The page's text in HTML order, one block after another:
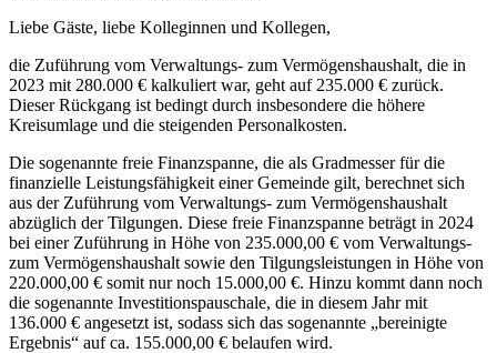
Liebe Gäste, liebe Kolleginnen und Kollegen,
die Zuführung vom Verwaltungs- zum Vermögenshaushalt, die in
2023 mit 280.000 € kalkuliert war, geht auf 235.000 € zurück.
Dieser Rückgang ist bedingt durch insbesondere die höhere
Kreisumlage und die steigenden Personalkosten.
Die sogenannte freie Finanzspanne, die als Gradmesser für die
finanzielle Leistungsfähigkeit einer Gemeinde gilt, berechnet sich
aus der Zuführung vom Verwaltungs- zum Vermögenshaushalt
abzüglich der Tilgungen. Diese freie Finanzspanne beträgt in 2024
bei einer Zuführung in Höhe von 235.000,00 € vom Verwaltungs-
zum Vermögenshaushalt sowie den Tilgungsleistungen in Höhe von
220.000,00 € somit nur noch 15.000,00 €. Hinzu kommt dann noch
die sogenannte Investitionspauschale, die in diesem Jahr mit
136.000 € angesetzt ist, sodass sich das sogenannte „bereinigte
Ergebnis“ auf ca. 155.000,00 € belaufen wird.